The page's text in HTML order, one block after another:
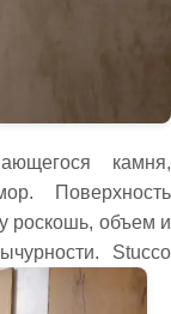
камня,
Поверхность
роскошь, объем и
Stucco